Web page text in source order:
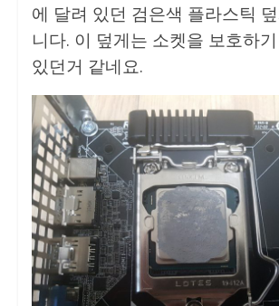
에 달려 있던 검은색 플라스틱
니다. 이 덮게는 소켓을 보호하
있던거 같네요.